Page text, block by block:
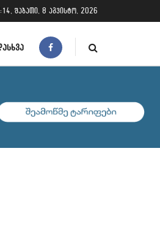
შაბათი, 8 აგვისტო, 2026